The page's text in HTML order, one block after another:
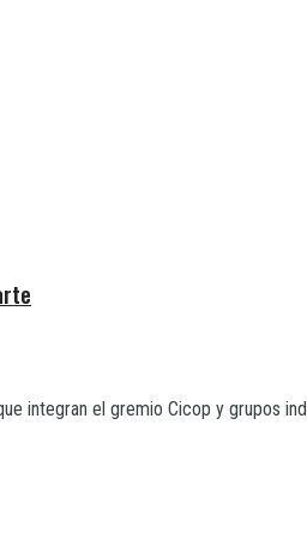
integran el gremio Cicop y grupos